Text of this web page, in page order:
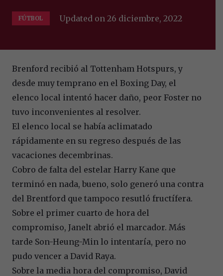
FÚTBOL Updated on26 diciembre, 2022
Brenford recibió al Tottenham Hotspurs, y
desde muy temprano en el Boxing Day, el
elenco local intentó hacer daño, peor Foster no
tuvo inconvenientes al resolver.
El elenco local se había aclimatado
rápidamente en su regreso después de las
vacaciones decembrinas.
Cobro de falta del estelar Harry Kane que
terminó en nada, bueno, solo generó una contra
del Brentford que tampoco resutló fructífera.
Sobre el primer cuarto de hora del
compromiso, Janelt abrió el marcador. Más
tarde Son-Heung-Min lo intentaría, pero no
pudo vencer a David Raya.
Sobre la media hora del compromiso, David